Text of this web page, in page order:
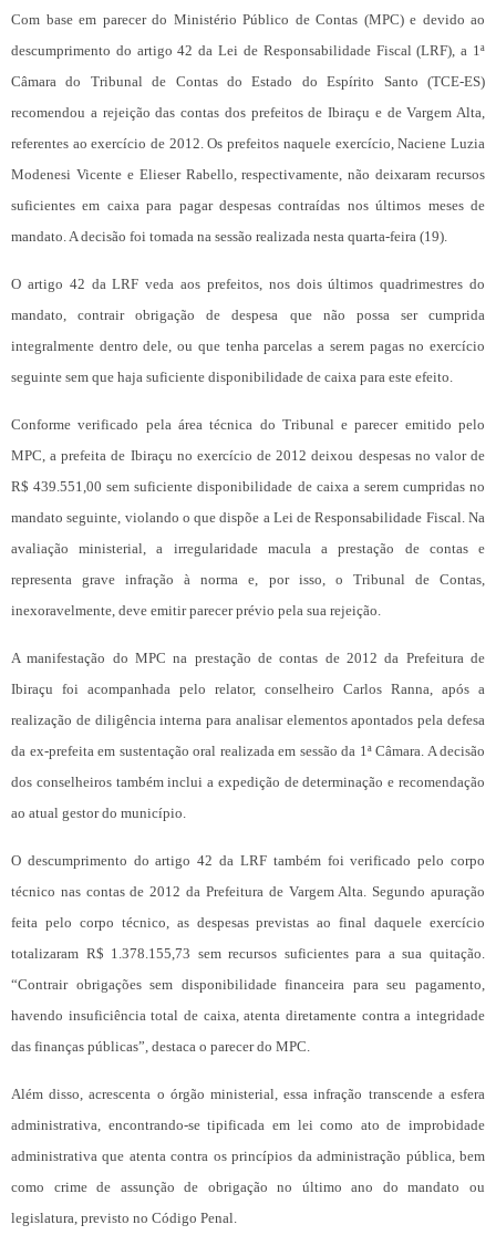
Com base em parecer do Ministério Público de Contas (MPC) e devido ao
descumprimento do artigo 42 da Lei de Responsabilidade Fiscal (LRF), a 1ª
Câmara do Tribunal de Contas do Estado do Espírito Santo (TCE-ES)
recomendou a rejeição das contas dos prefeitos de Ibiraçu e de Vargem Alta,
referentes ao exercício de 2012. Os prefeitos naquele exercício, Naciene Luzia
Modenesi Vicente e Elieser Rabello, respectivamente, não deixaram recursos
suficientes em caixa para pagar despesas contraídas nos últimos meses de
mandato. A decisão foi tomada na sessão realizada nesta quarta-feira (19).
O artigo 42 da LRF veda aos prefeitos, nos dois últimos quadrimestres do
mandato, contrair obrigação de despesa que não possa ser cumprida
integralmente dentro dele, ou que tenha parcelas a serem pagas no exercício
seguinte sem que haja suficiente disponibilidade de caixa para este efeito.
Conforme verificado pela área técnica do Tribunal e parecer emitido pelo
MPC, a prefeita de Ibiraçu no exercício de 2012 deixou despesas no valor de
R$ 439.551,00 sem suficiente disponibilidade de caixa a serem cumpridas no
mandato seguinte, violando o que dispõe a Lei de Responsabilidade Fiscal. Na
avaliação ministerial, a irregularidade macula a prestação de contas e
representa grave infração à norma e, por isso, o Tribunal de Contas,
inexoravelmente, deve emitir parecer prévio pela sua rejeição.
A manifestação do MPC na prestação de contas de 2012 da Prefeitura de
Ibiraçu foi acompanhada pelo relator, conselheiro Carlos Ranna, após a
realização de diligência interna para analisar elementos apontados pela defesa
da ex-prefeita em sustentação oral realizada em sessão da 1ª Câmara. A decisão
dos conselheiros também inclui a expedição de determinação e recomendação
ao atual gestor do município.
O descumprimento do artigo 42 da LRF também foi verificado pelo corpo
técnico nas contas de 2012 da Prefeitura de Vargem Alta. Segundo apuração
feita pelo corpo técnico, as despesas previstas ao final daquele exercício
totalizaram R$ 1.378.155,73 sem recursos suficientes para a sua quitação.
“Contrair obrigações sem disponibilidade financeira para seu pagamento,
havendo insuficiência total de caixa, atenta diretamente contra a integridade
das finanças públicas”, destaca o parecer do MPC.
Além disso, acrescenta o órgão ministerial, essa infração transcende a esfera
administrativa, encontrando-se tipificada em lei como ato de improbidade
administrativa que atenta contra os princípios da administração pública, bem
como crime de assunção de obrigação no último ano do mandato ou
legislatura, previsto no Código Penal.